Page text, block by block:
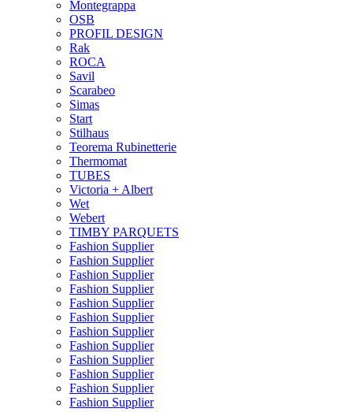
Montegrappa
OSB
PROFIL DESIGN
Rak
ROCA
Savil
Scarabeo
Simas
Start
Stilhaus
Teorema Rubinetterie
Thermomat
TUBES
Victoria + Albert
Wet
Webert
TIMBY PARQUETS
Fashion Supplier
Fashion Supplier
Fashion Supplier
Fashion Supplier
Fashion Supplier
Fashion Supplier
Fashion Supplier
Fashion Supplier
Fashion Supplier
Fashion Supplier
Fashion Supplier
Fashion Supplier